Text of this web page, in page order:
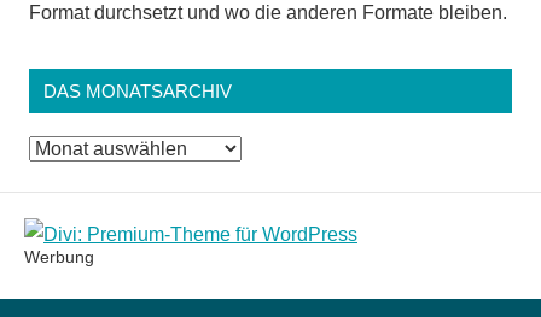
Format durchsetzt und wo die anderen Formate bleiben.
DAS MONATSARCHIV
Das
Werbung